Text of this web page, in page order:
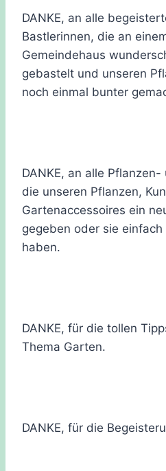
DANKE, an alle
Bastlerinnen, die an
Gemeindehaus
gebastelt und unseren
noch einmal bunter
DANKE, an alle
die unseren Pflanzen,
Gartenaccessoires ein
gegeben oder sie
haben.
DANKE, für die tollen
Thema Garten.
DANKE, für die